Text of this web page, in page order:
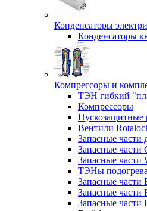
Конденсаторы
Конденсаторы
Компрессоры и
ТЭН гибкий
Компрессоры
Пускозащитные
Вентили
Запасные части
Запасные части
Запасные части
ТЭНы подогрева
Запасные части
Запасные части
Запасные части